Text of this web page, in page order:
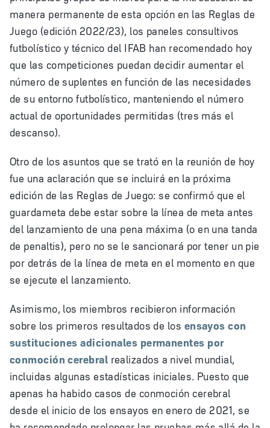
manera permanente de esta opción en las Reglas de
Juego (edición 2022/23), los paneles consultivos
futbolístico y técnico del IFAB han recomendado hoy
que las competiciones puedan decidir aumentar el
número de suplentes en función de las necesidades
de su entorno futbolístico, manteniendo el número
actual de oportunidades permitidas (tres más el
descanso).
Otro de los asuntos que se trató en la reunión de hoy
fue una aclaración que se incluirá en la próxima
edición de las Reglas de Juego: se confirmó que el
guardameta debe estar sobre la línea de meta antes
del lanzamiento de una pena máxima (o en una tanda
de penaltis), pero no se le sancionará por tener un pie
por detrás de la línea de meta en el momento en que
se ejecute el lanzamiento.
Asimismo, los miembros recibieron información
sobre los primeros resultados de los ensayos con
sustituciones adicionales permanentes por
conmoción cerebral realizados a nivel mundial,
incluidas algunas estadísticas iniciales. Puesto que
apenas ha habido casos de conmoción cerebral
desde el inicio de los ensayos en enero de 2021, se